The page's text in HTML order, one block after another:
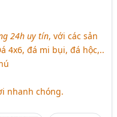
24h uy tín, với các sản
4x6, đá mi bụi, đá hộc,..
nhanh chóng.